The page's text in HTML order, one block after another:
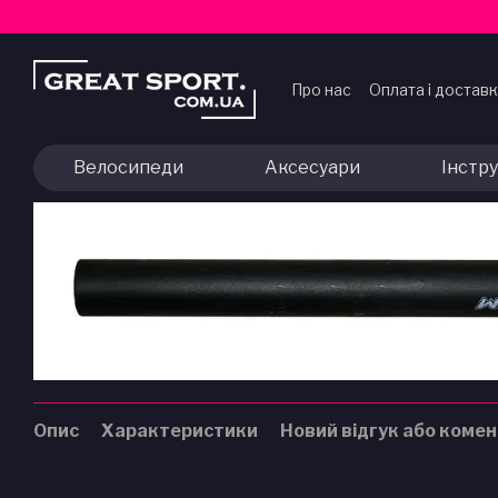
Про нас Оплата і
Велосипеди Аксесуари
Опис Характеристики Новий відгук або